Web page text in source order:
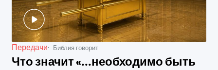
Передачи Библия говорит
Что значит «...необходимо быть